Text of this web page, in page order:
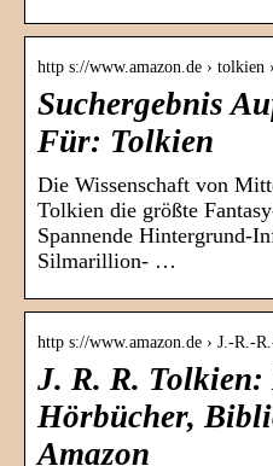
http s://www.amazon.de › tolkien
Suchergebnis
Für: Tolkien
Die Wissenschaft von
Tolkien die größte
Spannende Hintergrund-
Silmarillion- …
http s://www.amazon.de › J.-R.-
J. R. R. Tolkien:
Hörbücher,
Amazon